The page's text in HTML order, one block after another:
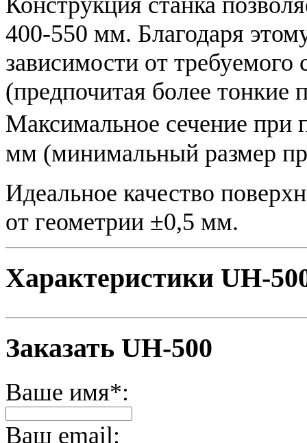
400-550 мм. Благодаря
зависимости от требуемого
(предпочитая более
Максимальное сечение при
мм (минимальный размер
Идеальное качество
от геометрии ±0,5 мм.
Характеристики UH-
Заказать UH-500
Ваше имя*:
Ваш email: